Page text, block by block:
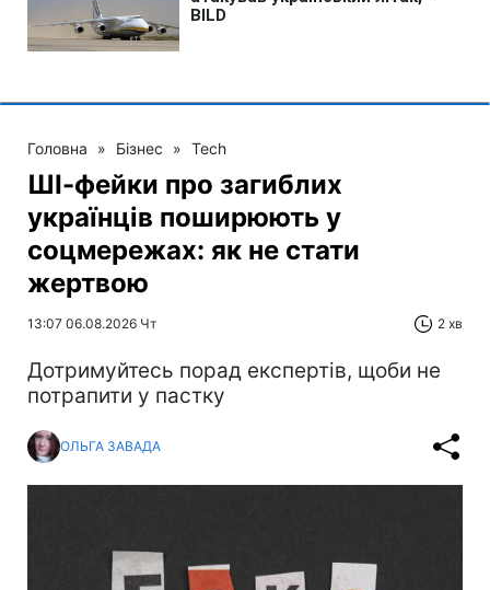
Головна » Бізнес » Tech
ШІ-фейки про загиблих
українців поширюють у
соцмережах: як не стати
жертвою
13:07 06.08.2026 Чт 2 хв
Дотримуйтесь порад експертів, щоби не
потрапити у пастку
ОЛЬГА ЗАВАДА